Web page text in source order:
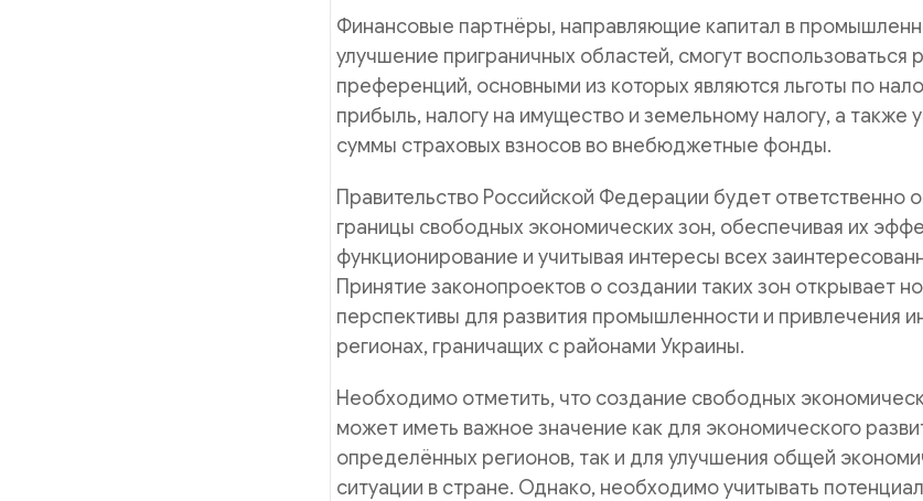
Финансовые партнёры, направляющие капитал в
улучшение приграничных областей, смогут воспользоваться
преференций, основными из которых являются льготы по
прибыль, налогу на имущество и земельному налогу, а также
суммы страховых взносов во внебюджетные фонды.
Правительство Российской Федерации будет ответственно
границы свободных экономических зон, обеспечивая их
функционирование и учитывая интересы всех
Принятие законопроектов о создании таких зон открывает
перспективы для развития промышленности и привлечения
регионах, граничащих с районами Украины.
Необходимо отметить, что создание свободных
может иметь важное значение как для экономического
определённых регионов, так и для улучшения общей
ситуации в стране. Однако, необходимо учитывать